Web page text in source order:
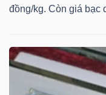
đồng/kg. Còn giá bạc
NGUYÊN